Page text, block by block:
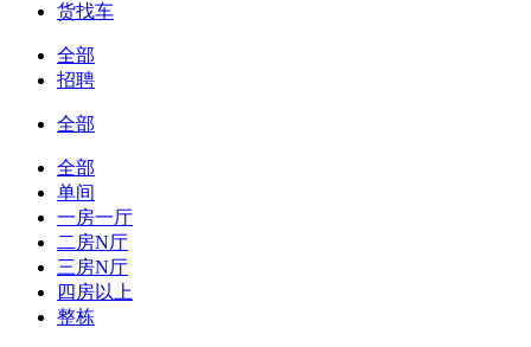
货找车
全部
招聘
全部
全部
单间
一房一厅
二房N厅
三房N厅
四房以上
整栋